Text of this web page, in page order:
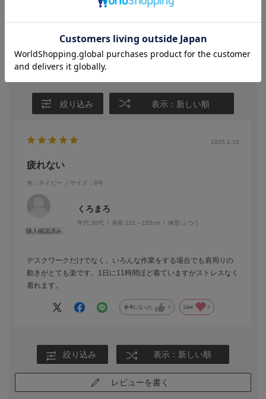
2 (0)
★1 (0)
絞り込み 表示：新しい順
2025.1.18
疲れない
色：ネイビー ／サイズ：9号
くろまろ
年代:30代 身長:151～155cm 体型:ふつう
デスクワークだけでなく、いろんな作業をする場合でも肩周りの
動きがとても楽です。1日に11時間ほど着ていますがストレスなく
着れます。
参考になった 0 Like! 0
絞り込み 表示：新しい順
レビューを書く